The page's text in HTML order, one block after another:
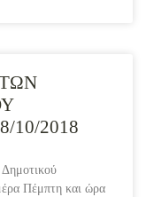
10/2018
Πέμπτη και ώρα